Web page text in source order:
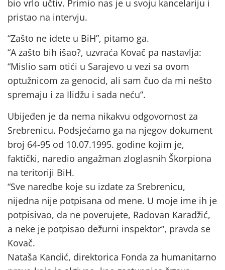
bio vrlo učtiv. Primio nas je u svoju kancelariju i
pristao na intervju.
“Zašto ne idete u BiH”, pitamo ga.
“A zašto bih išao?, uzvraća Kovač pa nastavlja:
“Mislio sam otići u Sarajevo u vezi sa ovom
optužnicom za genocid, ali sam čuo da mi nešto
spremaju i za Ilidžu i sada neću”.
Ubijeđen je da nema nikakvu odgovornost za
Srebrenicu. Podsjećamo ga na njegov dokument
broj 64-95 od 10.07.1995. godine kojim je,
faktički, naredio angažman zloglasnih Škorpiona
na teritoriji BiH.
“Sve naredbe koje su izdate za Srebrenicu,
nijedna nije potpisana od mene. U moje ime ih je
potpisivao, da ne poverujete, Radovan Karadžić,
a neke je potpisao dežurni inspektor”, pravda se
Kovač.
Nataša Kandić, direktorica Fonda za humanitarno